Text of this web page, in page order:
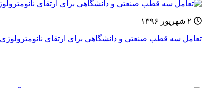
تعامل سه قطب صنعتی و دانشگاهی برای ارتقای نانومترولوژی